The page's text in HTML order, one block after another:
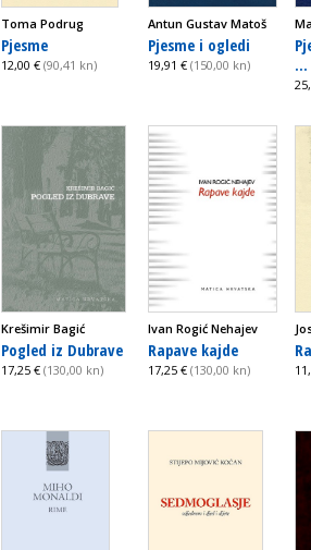
Toma Podrug
Pjesme
12,00 € (90,41 kn)
Antun Gustav Matoš
Pjesme i ogledi
19,91 € (150,00 kn)
...
Krešimir Bagić
Pogled iz Dubrave
17,25 € (130,00 kn)
Ivan Rogić Nehajev
Rapave kajde
17,25 € (130,00 kn)